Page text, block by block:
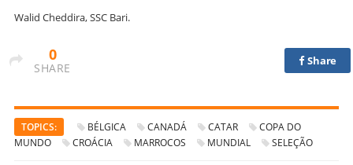
Walid Cheddira, SSC Bari.
0
SHARE
Share
TOPICS: BÉLGICA CANADÁ CATAR
COPA DO
MUNDO
CROÁCIA MARROCOS MUNDIAL SELEÇÃO